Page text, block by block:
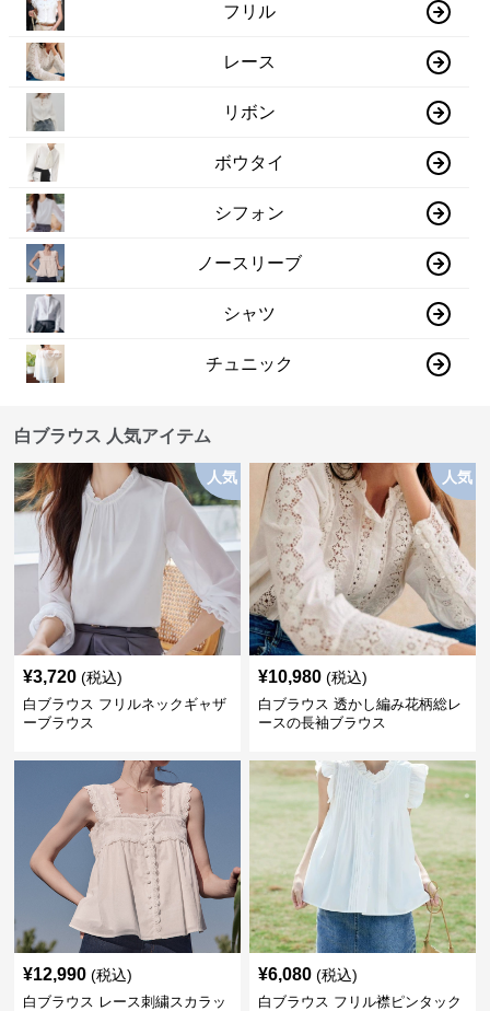
フリル
レース
リボン
ボウタイ
シフォン
ノースリーブ
シャツ
チュニック
白ブラウス 人気アイテム
人気
¥3,720 (税込)
白ブラウス フリルネックギャザ
ーブラウス
人気
¥10,980 (税込)
白ブラウス 透かし編み花柄総レ
ースの長袖ブラウス
¥12,990 (税込)
白ブラウス レース刺繍スカラッ
¥6,080 (税込)
白ブラウス フリル襟ピンタック